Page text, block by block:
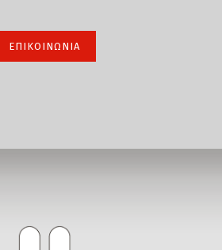
ΕΠΙΚΟΙΝΩΝΙΑ